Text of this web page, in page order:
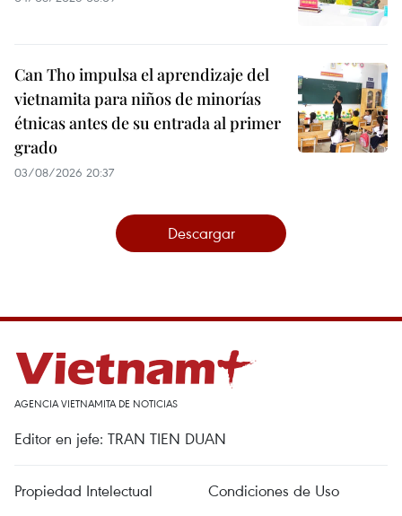
Can Tho impulsa el aprendizaje del
vietnamita para niños de minorías
étnicas antes de su entrada al primer
grado
03/08/2026 20:37
Descargar
AGENCIA VIETNAMITA DE NOTICIAS
Editor en jefe: TRAN TIEN DUAN
Propiedad Intelectual
Condiciones de Uso